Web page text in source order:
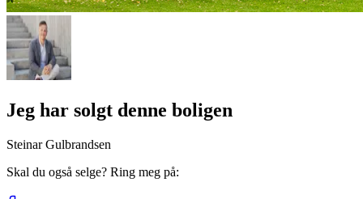
Jeg har solgt denne boligen
Steinar Gulbrandsen
Skal du også selge? Ring meg på: